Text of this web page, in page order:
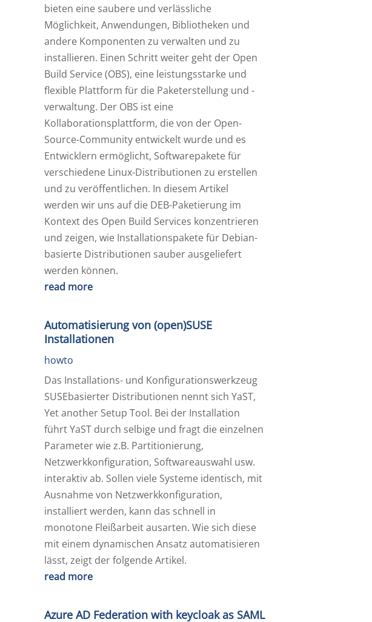
bieten eine saubere und verlässliche
Möglichkeit, Anwendungen, Bibliotheken und
andere Komponenten zu verwalten und zu
installieren. Einen Schritt weiter geht der Open
Build Service (OBS), eine leistungsstarke und
flexible Plattform für die Paketerstellung und -
verwaltung. Der OBS ist eine
Kollaborationsplattform, die von der Open-
Source-Community entwickelt wurde und es
Entwicklern ermöglicht, Softwarepakete für
verschiedene Linux-Distributionen zu erstellen
und zu veröffentlichen. In diesem Artikel
werden wir uns auf die DEB-Paketierung im
Kontext des Open Build Services konzentrieren
und zeigen, wie Installationspakete für Debian-
basierte Distributionen sauber ausgeliefert
werden können.
read more
Automatisierung von (open)SUSE
Installationen
howto
Das Installations- und Konfigurationswerkzeug
SUSEbasierter Distributionen nennt sich YaST,
Yet another Setup Tool. Bei der Installation
führt YaST durch selbige und fragt die einzelnen
Parameter wie z.B. Partitionierung,
Netzwerkkonfiguration, Softwareauswahl usw.
interaktiv ab. Sollen viele Systeme identisch, mit
Ausnahme von Netzwerkkonfiguration,
installiert werden, kann das schnell in
monotone Fleißarbeit ausarten. Wie sich diese
mit einem dynamischen Ansatz automatisieren
lässt, zeigt der folgende Artikel.
read more
Azure AD Federation with keycloak as SAML